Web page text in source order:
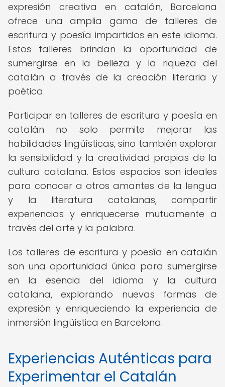
expresión creativa en catalán, Barcelona
ofrece una amplia gama de talleres de
escritura y poesía impartidos en este idioma.
Estos talleres brindan la oportunidad de
sumergirse en la belleza y la riqueza del
catalán a través de la creación literaria y
poética.
Participar en talleres de escritura y poesía en
catalán no solo permite mejorar las
habilidades lingüísticas, sino también explorar
la sensibilidad y la creatividad propias de la
cultura catalana. Estos espacios son ideales
para conocer a otros amantes de la lengua
y la literatura catalanas, compartir
experiencias y enriquecerse mutuamente a
través del arte y la palabra.
Los talleres de escritura y poesía en catalán
son una oportunidad única para sumergirse
en la esencia del idioma y la cultura
catalana, explorando nuevas formas de
expresión y enriqueciendo la experiencia de
inmersión lingüística en Barcelona.
Experiencias Auténticas para
Experimentar el Catalán